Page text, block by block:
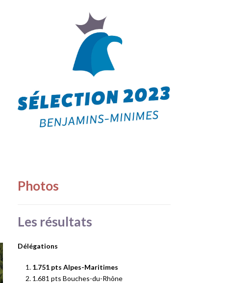
Photos
Les résultats
Délégations
1.751 pts Alpes-Maritimes
1.681 pts Bouches-du-Rhône